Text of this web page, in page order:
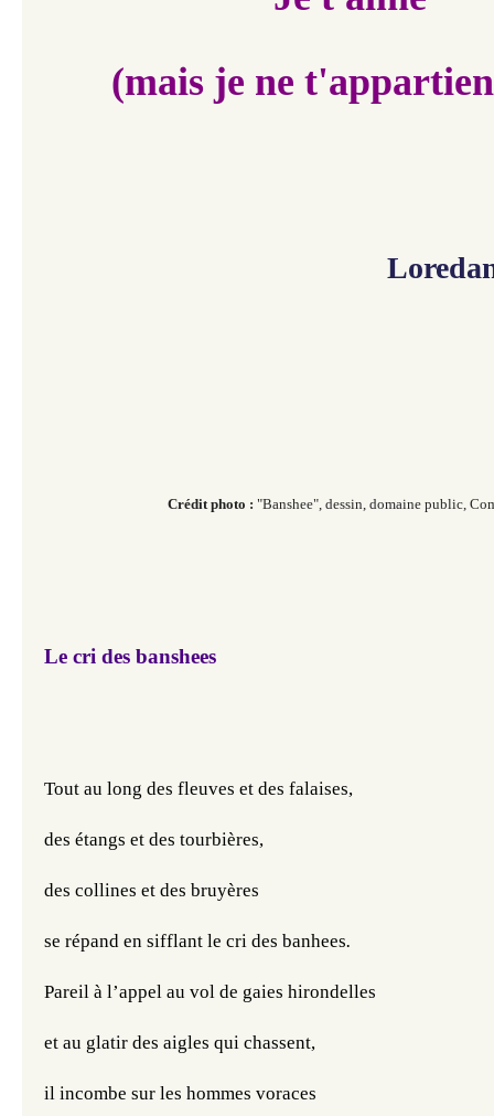
(mais je ne
Crédit photo : "Banshee", dessin, domaine public,
Le cri des banshees
Tout au long des fleuves et des falaises,
des étangs et des tourbières,
des collines et des bruyères
se répand en sifflant le cri des banhees.
Pareil à l’appel au vol de gaies hirondelles
et au glatir des aigles qui chassent,
il incombe sur les hommes voraces